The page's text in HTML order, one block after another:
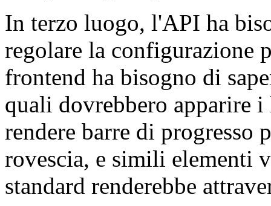
In terzo luogo, l'API ha
regolare la
frontend ha bisogno di
quali dovrebbero apparire
rendere barre di
rovescia, e simili elementi
standard renderebbe